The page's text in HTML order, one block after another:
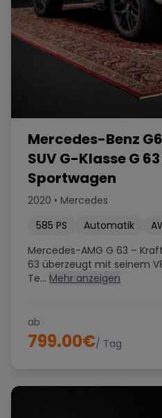
Mercedes-Benz
SUV G-Klasse G
Sportwagen
2020 • Mercedes
585 PS Automatik
Mercedes-AMG G 63 –
63 überzeugt mit seinem
Te... Mehr anzeigen
ab
799.00€/ Tag